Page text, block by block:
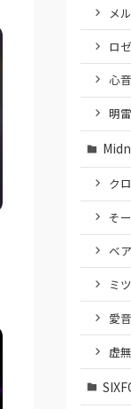
メ
ロゼ
心音
明
ク
そ
ベ
ミ
愛
虚